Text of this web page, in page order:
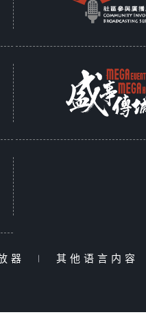
器 | 其他语言内容